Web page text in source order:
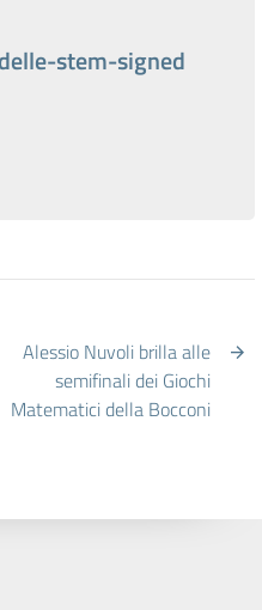
stem-signed
Alessio Nuvoli brilla alle
semifinali dei Giochi
Matematici della Bocconi